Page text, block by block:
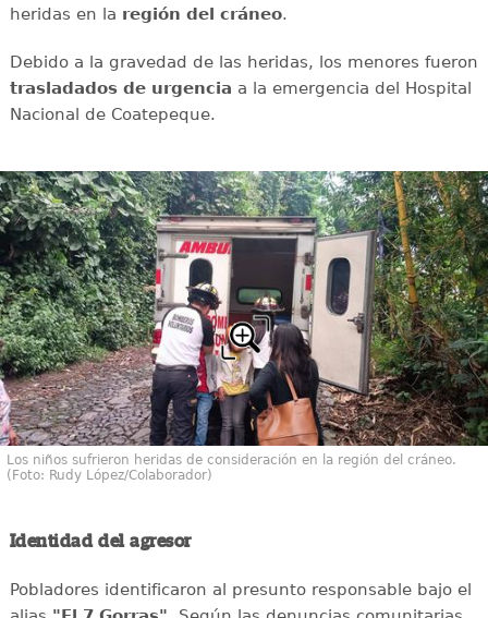
heridas en la región del cráneo.
Debido a la gravedad de las heridas, los menores fueron
trasladados de urgencia a la emergencia del Hospital
Nacional de Coatepeque.
Los niños sufrieron heridas de consideración en la región del cráneo.
(Foto: Rudy López/Colaborador)
Identidad del agresor
Pobladores identificaron al presunto responsable bajo el